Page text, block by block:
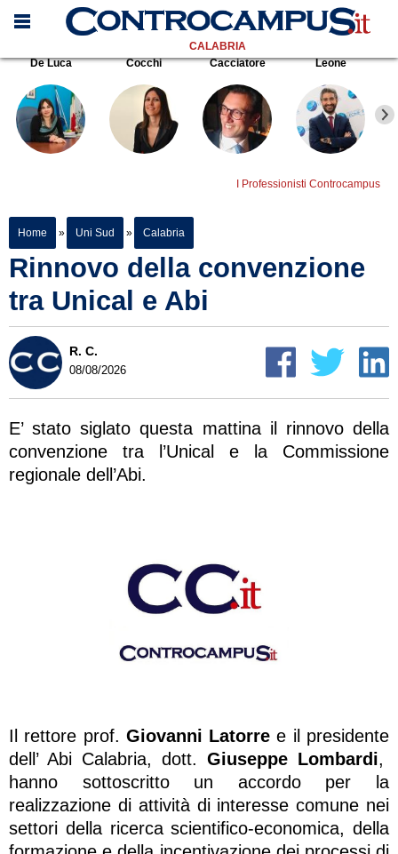
CALABRIA
De Luca
Cocchi Cacciatore Leone
I Professionisti Controcampus
Home » Uni Sud » Calabria
Rinnovo della convenzione
tra Unical e Abi
R. C.
08/08/2026
E’ stato siglato questa mattina il rinnovo della
convenzione tra l’Unical e la Commissione
regionale dell’Abi.
Il rettore prof. Giovanni Latorre e il presidente
dell’ Abi Calabria, dott. Giuseppe Lombardi,
hanno sottoscritto un accordo per la
realizzazione di attività di interesse comune nei
settori della ricerca scientifico-economica, della